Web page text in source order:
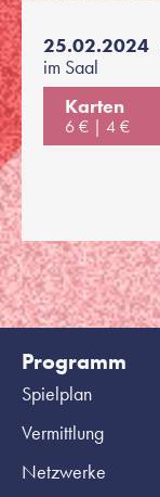
25.02.2024
im Saal
Karten
6 € 4 €
Programm
Spielplan
Vermittlung
Netzwerke